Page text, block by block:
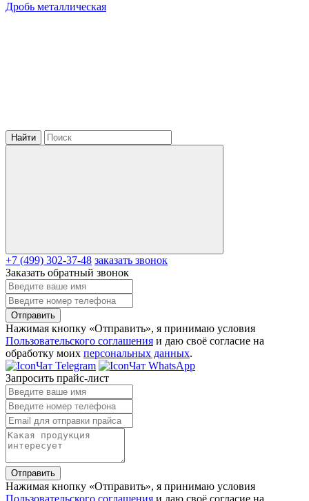
Дробь металлическая
Найти
+7 (499) 302-37-48 заказать звонок
Заказать обратный звонок
Отправить
Нажимая кнопку «Отправить», я принимаю условия
Пользовательского соглашения и даю своё согласие на
обработку моих персональных данных.
Чат Telegram
Чат WhatsApp
Запросить прайс-лист
Отправить
Нажимая кнопку «Отправить», я принимаю условия
Пользовательского соглашения и даю своё согласие на